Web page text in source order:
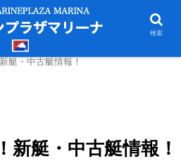
艇・中古艇情報！
新艇・中古艇情報！
検索